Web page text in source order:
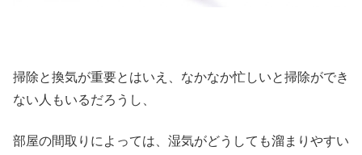
掃除と換気が重要とはいえ、なかなか忙しいと掃除ができ
ない人もいるだろうし、
部屋の間取りによっては、湿気がどうしても溜まりやすい